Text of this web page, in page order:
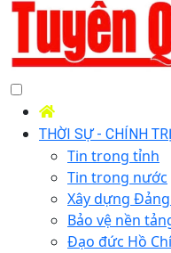
THỜI SỰ - CHÍNH TRỊ
Tin trong tỉnh
Tin trong nước
Xây dựng
Bảo vệ nền
Đạo đức Hồ